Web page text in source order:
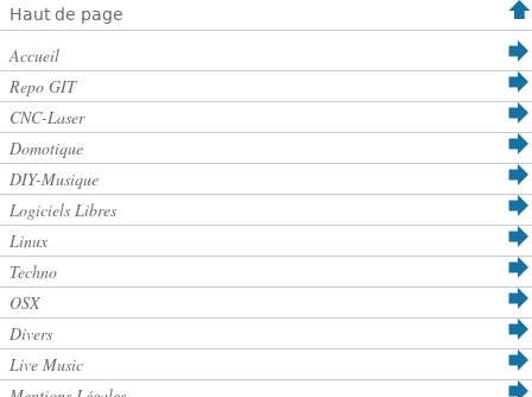
Haut de page
Accueil
Repo GIT
CNC-Laser
Domotique
DIY-Musique
Logiciels Libres
Linux
Techno
OSX
Divers
Live Music